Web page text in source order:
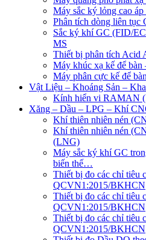
Máy sắc ký lỏng cao
Phân tích dòng liên tục
Sắc ký khí GC (FID/
MS
Thiết bị phân tích Acid
Máy khúc xạ kế để
Máy phân cực kế để bàn
Vật Liệu – Khoáng Sản –
Kính hiển vi RAMAN
Xăng – Dầu – LPG – Khí
Khí thiên nhiên nén
Khí thiên nhiên nén
(LNG)
Máy sắc ký khí GC
biến thế…
Thiết bị đo các chỉ tiêu
QCVN1:2015/BKHCN
Thiết bị đo các chỉ tiêu
QCVN1:2015/BKHCN
Thiết bị đo các chỉ
QCVN1:2015/BKHCN